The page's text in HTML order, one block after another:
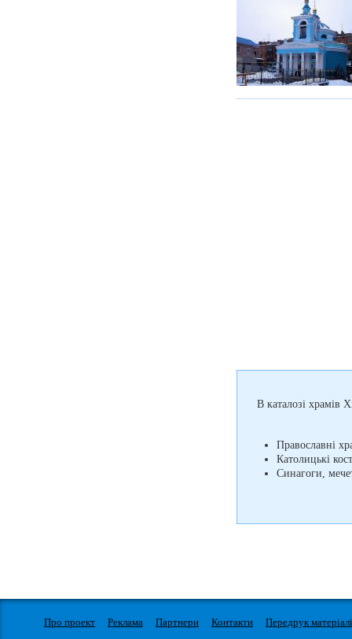
В каталозі храмів
Православні
Католицькі
Синагоги,
Про проект Реклама Партнери Контакти
Передрук